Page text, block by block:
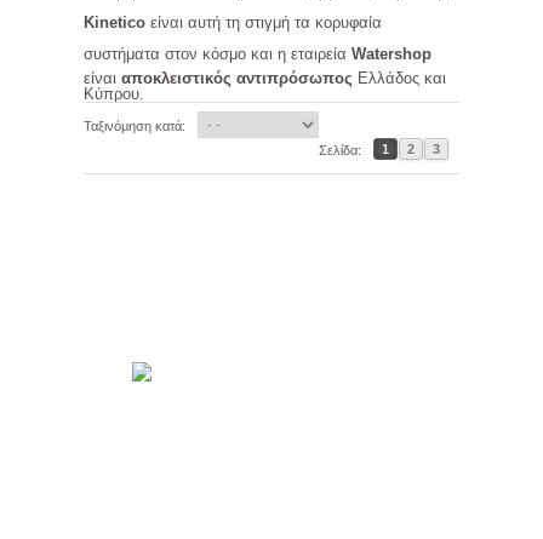
Kinetico είναι αυτή τη στιγμή τα κορυφαία
συστήματα στον κόσμο και η εταιρεία Watershop
είναι αποκλειστικός αντιπρόσωπος Ελλάδος και
Κύπρου.
Ταξινόμηση κατά:
Σελίδα:
1 2 3